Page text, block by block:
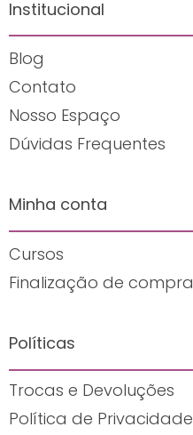
Institucional
Blog
Contato
Nosso Espaço
Dúvidas Frequentes
Minha conta
Cursos
Finalização de compra
Políticas
Trocas e Devoluções
Política de Privacidade